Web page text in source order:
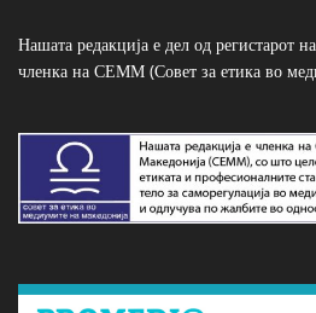
Нашата редакција е дел од регистарот
членка на СЕММ (Совет за етика во